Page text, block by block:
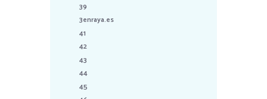
39
3enraya.es
41
42
43
44
45